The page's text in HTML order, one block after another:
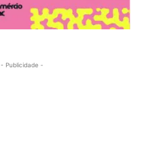
- Publicidade -